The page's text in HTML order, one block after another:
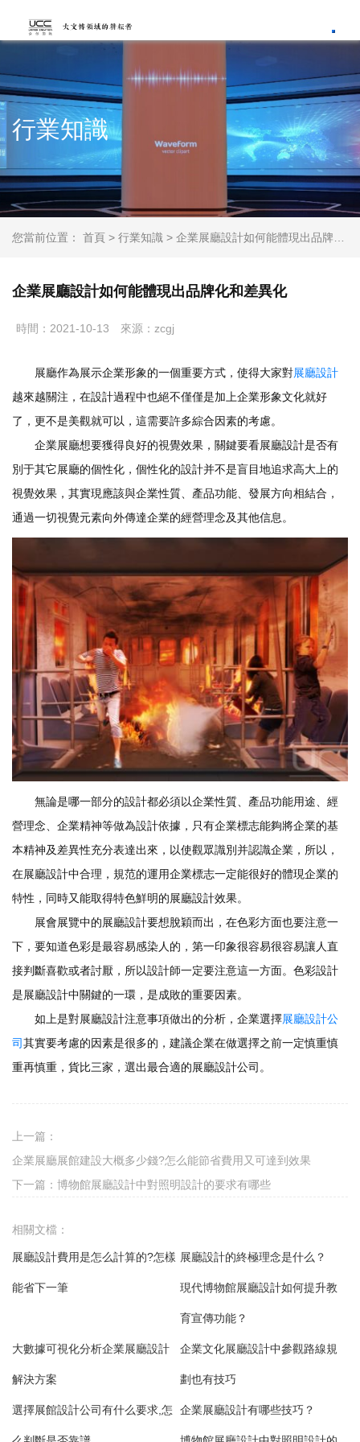
行業知識
您當前位置： 首頁 > 行業知識 > 企業展廳設計如何能體現出品牌化和差異化
企業展廳設計如何能體現出品牌化和差異化
時間：2021-10-13 來源：zcgj
展廳作為展示企業形象的一個重要方式，使得大家對展廳設計
越來越關注，在設計過程中也絕不僅僅是加上企業形象文化就好
了，更不是美觀就可以，這需要許多綜合因素的考慮。
企業展廳想要獲得良好的視覺效果，關鍵要看展廳設計是否有
別于其它展廳的個性化，個性化的設計并不是盲目地追求高大上的
視覺效果，其實現應該與企業性質、產品功能、發展方向相結合，
通過一切視覺元素向外傳達企業的經營理念及其他信息。
無論是哪一部分的設計都必須以企業性質、產品功能用途、經
營理念、企業精神等做為設計依據，只有企業標志能夠將企業的基
本精神及差異性充分表達出來，以使觀眾識別并認識企業，所以，
在展廳設計中合理，規范的運用企業標志一定能很好的體現企業的
特性，同時又能取得特色鮮明的展廳設計效果。
展會展覽中的展廳設計要想脫穎而出，在色彩方面也要注意一
下，要知道色彩是最容易感染人的，第一印象很容易很容易讓人直
接判斷喜歡或者討厭，所以設計師一定要注意這一方面。色彩設計
是展廳設計中關鍵的一環，是成敗的重要因素。
如上是對展廳設計注意事項做出的分析，企業選擇展廳設計公
司其實要考慮的因素是很多的，建議企業在做選擇之前一定慎重慎
重再慎重，貨比三家，選出最合適的展廳設計公司。
上一篇：
企業展廳展館建設大概多少錢?怎么能節省費用又可達到效果
下一篇： 博物館展廳設計中對照明設計的要求有哪些
相關文檔：
展廳設計費用是怎么計算的?怎樣
能省下一筆
展廳設計的終極理念是什么？
現代博物館展廳設計如何提升教
育宣傳功能？
大數據可視化分析企業展廳設計
解決方案
企業文化展廳設計中參觀路線規
劃也有技巧
選擇展館設計公司有什么要求,怎 企業展廳設計有哪些技巧？